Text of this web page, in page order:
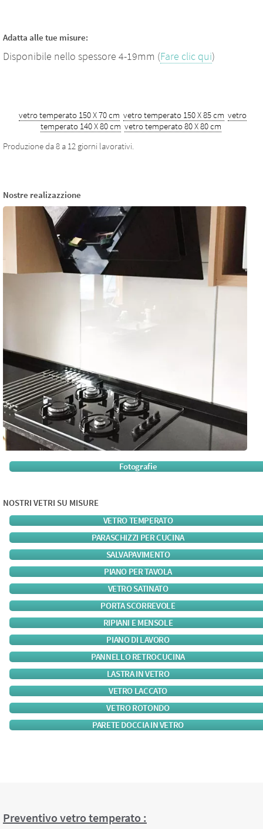
Adatta alle tue misure:
Disponibile nello spessore 4-19mm (Fare clic qui)
vetro temperato 150 X 70 cm vetro temperato 150 X 85 cm vetro
temperato 140 X 80 cm vetro temperato 80 X 80 cm
Produzione da 8 a 12 giorni lavorativi.
Nostre realizazzione
Fotografie
NOSTRI VETRI SU MISURE
VETRO TEMPERATO
PARASCHIZZI PER CUCINA
SALVAPAVIMENTO
PIANO PER TAVOLA
VETRO SATINATO
PORTA SCORREVOLE
RIPIANI E MENSOLE
PIANO DI LAVORO
PANNELLO RETROCUCINA
LASTRA IN VETRO
VETRO LACCATO
VETRO ROTONDO
PARETE DOCCIA IN VETRO
Preventivo vetro temperato :